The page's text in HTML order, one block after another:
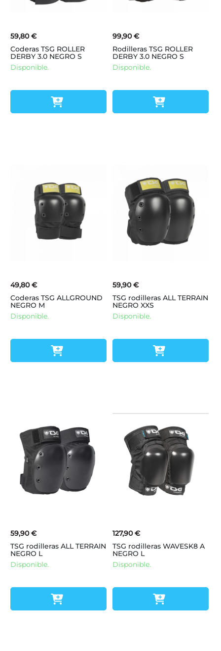
59,80 €
Coderas TSG ROLLER
DERBY 3.0 NEGRO S
Disponible.
99,90 €
Rodilleras TSG ROLLER
DERBY 3.0 NEGRO S
Disponible.
49,80 €
Coderas TSG ALLGROUND
NEGRO M
Disponible.
59,90 €
TSG rodilleras ALL TERRAIN
NEGRO XXS
Disponible.
59,90 €
TSG rodilleras ALL TERRAIN
NEGRO L
Disponible.
127,90 €
TSG rodilleras WAVESK8 A
NEGRO L
Disponible.